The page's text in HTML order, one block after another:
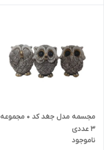
مجسمه مدل جغد کد 0 مجموعه
3 عددی
ناموجود